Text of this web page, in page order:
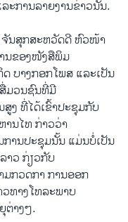
ະການ​ລາຍ​ງານ​ຂ່າວນັ້ນ.
ນ​ສຸກ​ສະຫວັດດີ ຫົວໜ້າ
ນຂອງໜັງສືພິມ
ບາງກອກ​ໂພສ ແລະເປັນ
ມວນຊົນທີ່ມີ
ງ ທີ່​ໄດ້​ເຂົ້າປະຊຸມ​ກັບ​
ນໄທ ກ່າວ​ວ່າ
ການ​ປະຊຸມ​ນັ້ນ ​ແມ່ນ​ບໍ່​ເປັນ​
າວ ​ກ່ຽວກັບ
ມ​ກວດກາ ການ​ອອກ​
ທາງ​ໂທລະພາບ
ຕ່າງໆ.